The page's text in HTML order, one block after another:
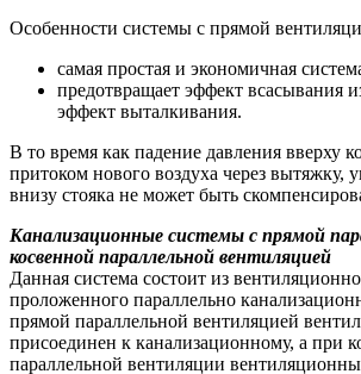
Особенности системы с прямой
самая простая и экономичная
предотвращает эффект всасывания
эффект выталкивания.
В то время как падение давления вверху
притоком нового воздуха через вытяжку,
внизу стояка не может быть
Канализационные системы с прямой
косвенной параллельной вентиляцией
Данная система состоит из
проложенного параллельно
прямой параллельной вентиляцией
присоединен к канализационному, а при
параллельной вентиляции